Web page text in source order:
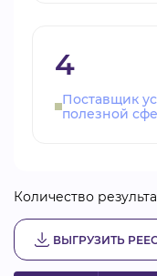
4
Поставщик
полезной
Количество
ВЫГРУЗИТЬ